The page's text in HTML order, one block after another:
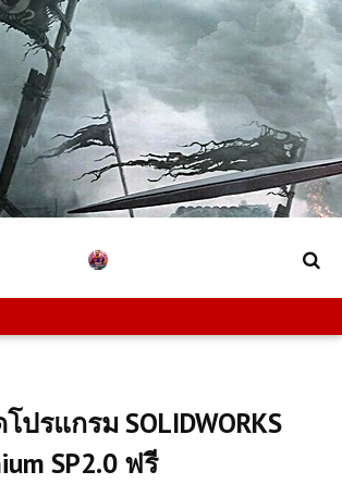
รแกรม SOLIDWORKS
SP2.0 ฟรี